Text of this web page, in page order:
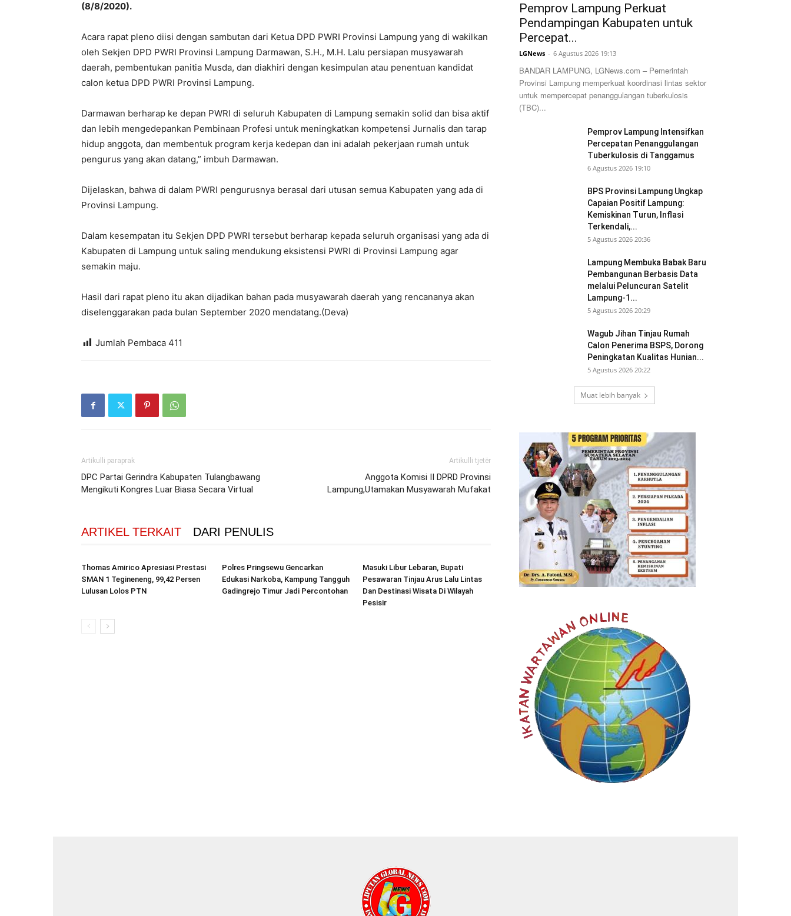
(8/8/2020).
Acara rapat pleno diisi dengan sambutan dari Ketua DPD PWRI Provinsi Lampung yang di wakilkan
oleh Sekjen DPD PWRI Provinsi Lampung Darmawan, S.H., M.H. Lalu persiapan musyawarah
daerah, pembentukan panitia Musda, dan diakhiri dengan kesimpulan atau penentuan kandidat
calon ketua DPD PWRI Provinsi Lampung.
Darmawan berharap ke depan PWRI di seluruh Kabupaten di Lampung semakin solid dan bisa aktif
dan lebih mengedepankan Pembinaan Profesi untuk meningkatkan kompetensi Jurnalis dan tarap
hidup anggota, dan membentuk program kerja kedepan dan ini adalah pekerjaan rumah untuk
pengurus yang akan datang,” imbuh Darmawan.
Dijelaskan, bahwa di dalam PWRI pengurusnya berasal dari utusan semua Kabupaten yang ada di
Provinsi Lampung.
Dalam kesempatan itu Sekjen DPD PWRI tersebut berharap kepada seluruh organisasi yang ada di
Kabupaten di Lampung untuk saling mendukung eksistensi PWRI di Provinsi Lampung agar
semakin maju.
Hasil dari rapat pleno itu akan dijadikan bahan pada musyawarah daerah yang rencananya akan
diselenggarakan pada bulan September 2020 mendatang.(Deva)
Jumlah Pembaca 411
Artikulli paraprak
DPC Partai Gerindra Kabupaten Tulangbawang
Mengikuti Kongres Luar Biasa Secara Virtual
Artikulli tjetër
Anggota Komisi II DPRD Provinsi
Lampung,Utamakan Musyawarah Mufakat
ARTIKEL TERKAIT DARI PENULIS
Thomas Amirico Apresiasi Prestasi
SMAN 1 Tegineneng, 99,42 Persen
Lulusan Lolos PTN
Polres Pringsewu Gencarkan
Edukasi Narkoba, Kampung Tangguh
Gadingrejo Timur Jadi Percontohan
Masuki Libur Lebaran, Bupati
Pesawaran Tinjau Arus Lalu Lintas
Dan Destinasi Wisata Di Wilayah
Pesisir
Pemprov Lampung Perkuat
Pendampingan Kabupaten untuk
Percepat...
LGNews - 6 Agustus 2026 19:13
BANDAR LAMPUNG, LGNews.com – Pemerintah
Provinsi Lampung memperkuat koordinasi lintas sektor
untuk mempercepat penanggulangan tuberkulosis
(TBC)...
Pemprov Lampung Intensifkan
Percepatan Penanggulangan
Tuberkulosis di Tanggamus
6 Agustus 2026 19:10
BPS Provinsi Lampung Ungkap
Capaian Positif Lampung:
Kemiskinan Turun, Inflasi
Terkendali,...
5 Agustus 2026 20:36
Lampung Membuka Babak Baru
Pembangunan Berbasis Data
melalui Peluncuran Satelit
Lampung-1...
5 Agustus 2026 20:29
Wagub Jihan Tinjau Rumah
Calon Penerima BSPS, Dorong
Peningkatan Kualitas Hunian...
5 Agustus 2026 20:22
Muat lebih banyak